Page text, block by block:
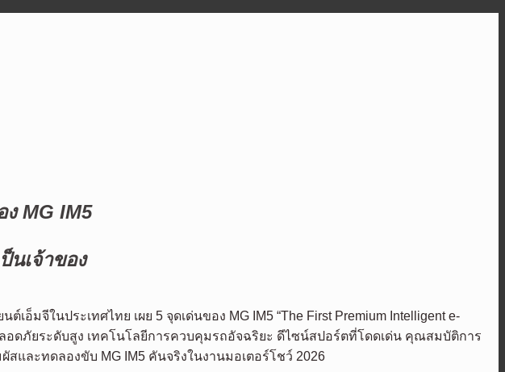
ง MG IM5
นเจ้าของ
อ็มจีในประเทศไทย เผย 5 จุดเด่นของ MG IM5 “The First Premium Intelligent e-
อดภัยระดับสูง เทคโนโลยีการควบคุมรถอัจฉริยะ ดีไซน์สปอร์ตที่โดดเด่น คุณสมบัติการ
และทดลองขับ MG IM5 คันจริงในงานมอเตอร์โชว์ 2026